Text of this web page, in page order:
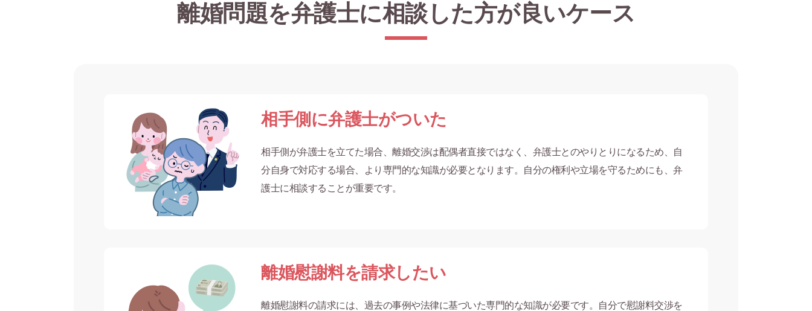
離婚問題を弁護士に相談した方が良いケース
相手側に弁護士がついた
相手側が弁護士を立てた場合、離婚交渉は配偶者直接ではなく、弁護士とのやりとりになるため、自
分自身で対応する場合、より専門的な知識が必要となります。自分の権利や立場を守るためにも、弁
護士に相談することが重要です。
離婚慰謝料を請求したい
離婚慰謝料の請求には、過去の事例や法律に基づいた専門的な知識が必要です。自分で慰謝料交渉を